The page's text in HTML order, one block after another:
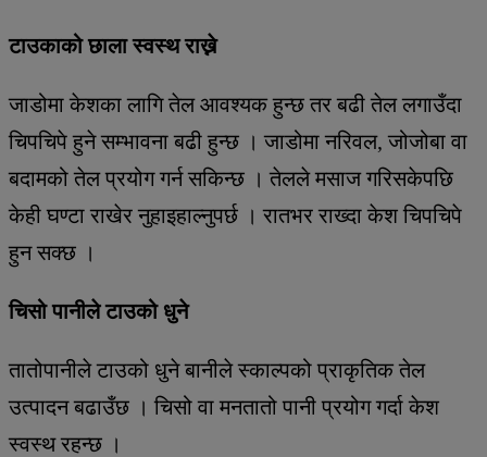
टाउकाको छाला स्वस्थ राख्ने
जाडोमा केशका लागि तेल आवश्यक हुन्छ तर बढी तेल लगाउँदा
चिपचिपे हुने सम्भावना बढी हुन्छ । जाडोमा नरिवल, जोजोबा वा
बदामको तेल प्रयोग गर्न सकिन्छ । तेलले मसाज गरिसकेपछि
केही घण्टा राखेर नुहाइहाल्नुपर्छ । रातभर राख्दा केश चिपचिपे
हुन सक्छ ।
चिसो पानीले टाउको धुने
तातोपानीले टाउको धुने बानीले स्काल्पको प्राकृतिक तेल
उत्पादन बढाउँछ । चिसो वा मनतातो पानी प्रयोग गर्दा केश
स्वस्थ रहन्छ ।